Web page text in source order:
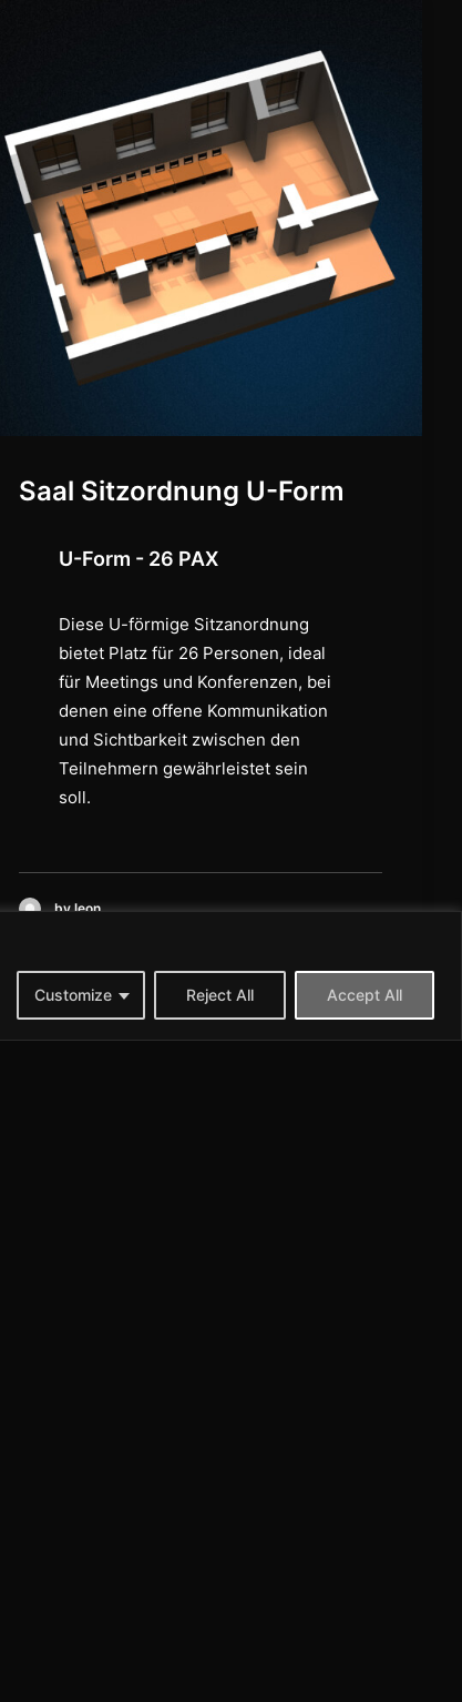
Customize Reject All Accept All
Saal Sitzordnung U-Form
U-Form - 26 PAX
Diese U-förmige Sitzanordnung
bietet Platz für 26 Personen, ideal
für Meetings und Konferenzen, bei
denen eine offene Kommunikation
und Sichtbarkeit zwischen den
Teilnehmern gewährleistet sein
soll.
by leon